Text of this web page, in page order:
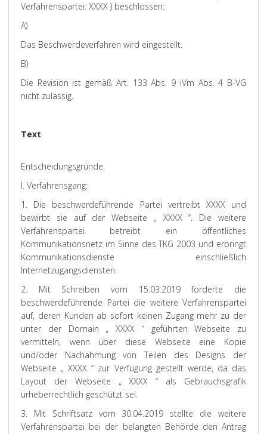
Verfahrenspartei: XXXX ) beschlossen:
A)
Das Beschwerdeverfahren wird eingestellt.
B)
Die Revision ist gemäß Art. 133 Abs. 9 iVm Abs. 4 B-VG
nicht zulässig.
Text
Entscheidungsgründe:
I. Verfahrensgang:
1. Die beschwerdeführende Partei vertreibt XXXX und
bewirbt sie auf der Webseite „ XXXX “. Die weitere
Verfahrenspartei betreibt ein öffentliches
Kommunikationsnetz im Sinne des TKG 2003 und erbringt
Kommunikationsdienste einschließlich
Internetzugangsdiensten.
2. Mit Schreiben vom 15.03.2019 forderte die
beschwerdeführende Partei die weitere Verfahrenspartei
auf, deren Kunden ab sofort keinen Zugang mehr zu der
unter der Domain „ XXXX “ geführten Webseite zu
vermitteln, wenn über diese Webseite eine Kopie
und/oder Nachahmung von Teilen des Designs der
Webseite „ XXXX “ zur Verfügung gestellt werde, da das
Layout der Webseite „ XXXX “ als Gebrauchsgrafik
urheberrechtlich geschützt sei.
3. Mit Schriftsatz vom 30.04.2019 stellte die weitere
Verfahrenspartei bei der belangten Behörde den Antrag